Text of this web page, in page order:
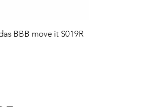
BBB move it S019R